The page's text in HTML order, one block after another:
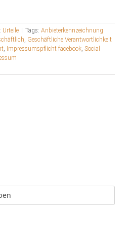
Urteile Tags: Anbieterkennzeichnung
, Geschäftliche Verantwortlichkeit
, Impressumspflicht facebook, Social